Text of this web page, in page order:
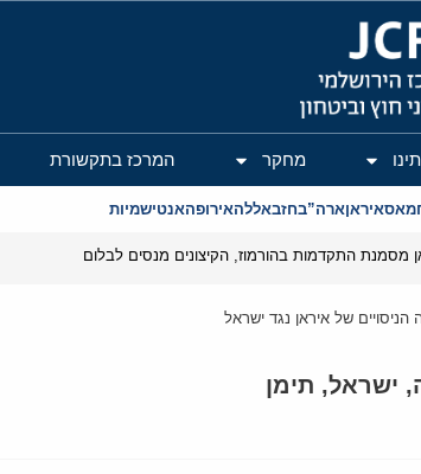
חוץ וביטחון
מחקר המרכז בתקשורת
איראןארה”בחזבאללהאירופהאנטישמיות
מסמנת התקדמות בהורמוז, הקיצונים מנסים לבלום
הניסויים של איראן נגד ישראל
, ישראל, תימן